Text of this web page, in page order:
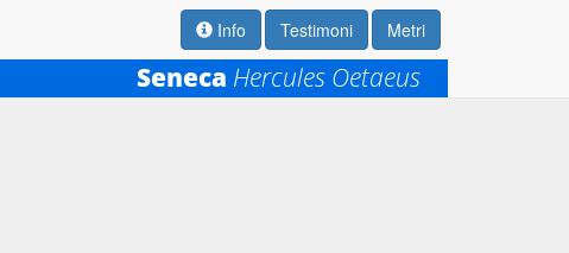
Info Testimoni Metri
Seneca Hercules Oetaeus